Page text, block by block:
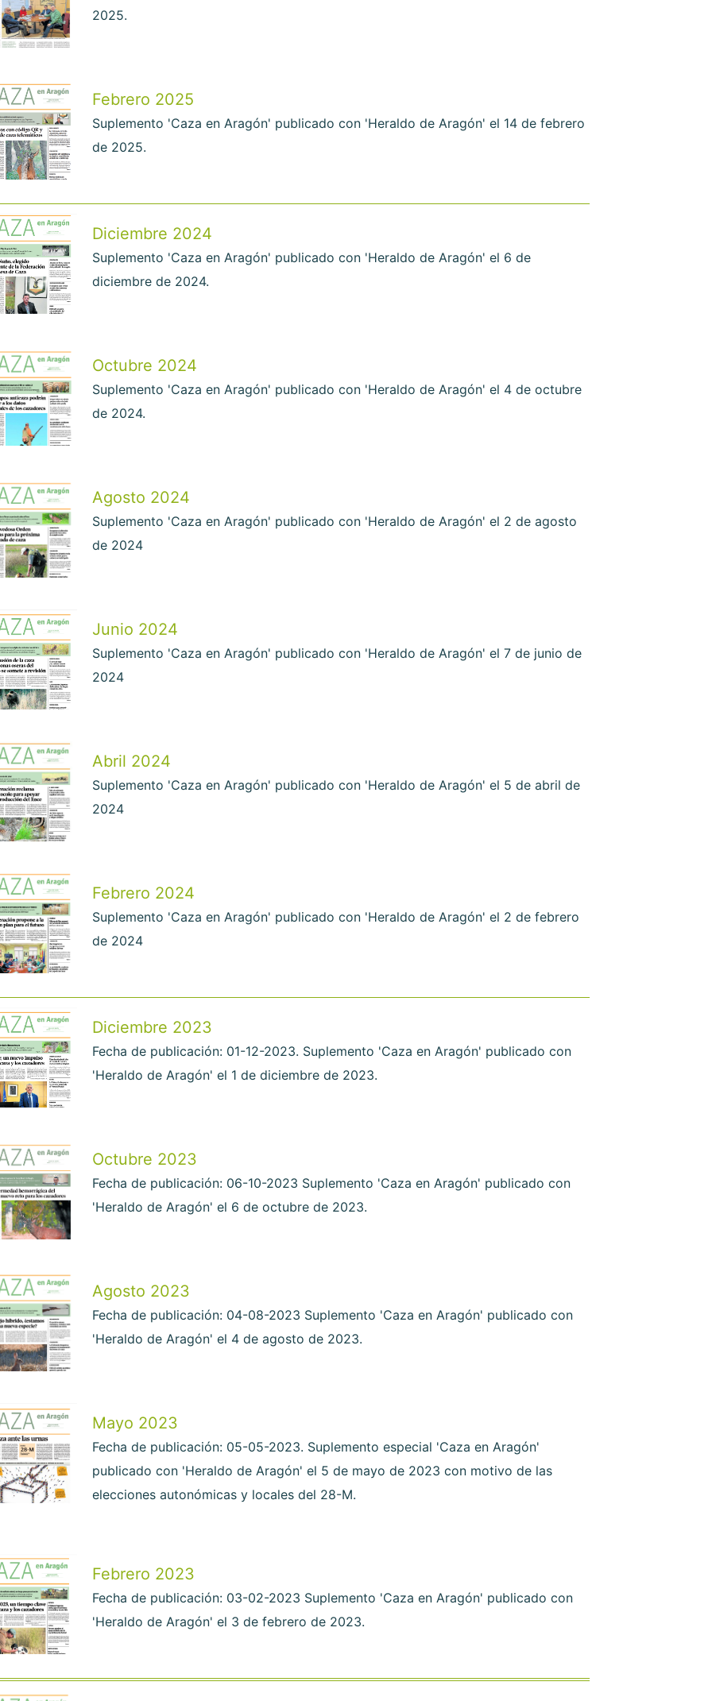
2025.
Febrero 2025
Suplemento 'Caza en Aragón' publicado con 'Heraldo de Aragón' el 14 de febrero
de 2025.
Diciembre 2024
Suplemento 'Caza en Aragón' publicado con 'Heraldo de Aragón' el 6 de
diciembre de 2024.
Octubre 2024
Suplemento 'Caza en Aragón' publicado con 'Heraldo de Aragón' el 4 de octubre
de 2024.
Agosto 2024
Suplemento 'Caza en Aragón' publicado con 'Heraldo de Aragón' el 2 de agosto
de 2024
Junio 2024
Suplemento 'Caza en Aragón' publicado con 'Heraldo de Aragón' el 7 de junio de
2024
Abril 2024
Suplemento 'Caza en Aragón' publicado con 'Heraldo de Aragón' el 5 de abril de
2024
Febrero 2024
Suplemento 'Caza en Aragón' publicado con 'Heraldo de Aragón' el 2 de febrero
de 2024
Diciembre 2023
Fecha de publicación: 01-12-2023. Suplemento 'Caza en Aragón' publicado con
'Heraldo de Aragón' el 1 de diciembre de 2023.
Octubre 2023
Fecha de publicación: 06-10-2023 Suplemento 'Caza en Aragón' publicado con
'Heraldo de Aragón' el 6 de octubre de 2023.
Agosto 2023
Fecha de publicación: 04-08-2023 Suplemento 'Caza en Aragón' publicado con
'Heraldo de Aragón' el 4 de agosto de 2023.
Mayo 2023
Fecha de publicación: 05-05-2023. Suplemento especial 'Caza en Aragón'
publicado con 'Heraldo de Aragón' el 5 de mayo de 2023 con motivo de las
elecciones autonómicas y locales del 28-M.
Febrero 2023
Fecha de publicación: 03-02-2023 Suplemento 'Caza en Aragón' publicado con
'Heraldo de Aragón' el 3 de febrero de 2023.